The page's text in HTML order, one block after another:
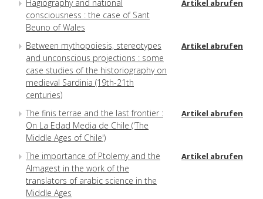
Hagiography and national
consciousness : the case of Sant
Beuno of Wales
Artikel abrufen
Between mythopoiesis, stereotypes
and unconscious projections : some
case studies of the historiography on
medieval Sardinia (19th-21th
centuries)
Artikel abrufen
The finis terrae and the last frontier :
On La Edad Media de Chile ('The
Middle Ages of Chile')
Artikel abrufen
The importance of Ptolemy and the
Almagest in the work of the
translators of arabic science in the
Middle Ages
Artikel abrufen